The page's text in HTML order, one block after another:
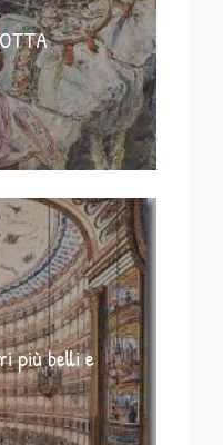
più belli e